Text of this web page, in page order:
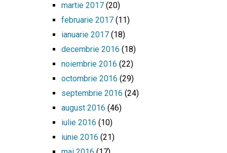
martie 2017(20)
februarie 2017(11)
ianuarie 2017(18)
decembrie 2016 (18)
noiembrie 2016 (22)
octombrie 2016 (29)
septembrie 2016 (24)
august 2016 (46)
iulie 2016 (10)
iunie 2016 (21)